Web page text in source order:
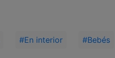
#En interior #Bebés